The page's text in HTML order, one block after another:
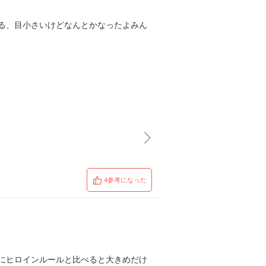
、目小さいけどなんとかなったよみん
4参考になった
ヒロインルールと比べると大きめだけ